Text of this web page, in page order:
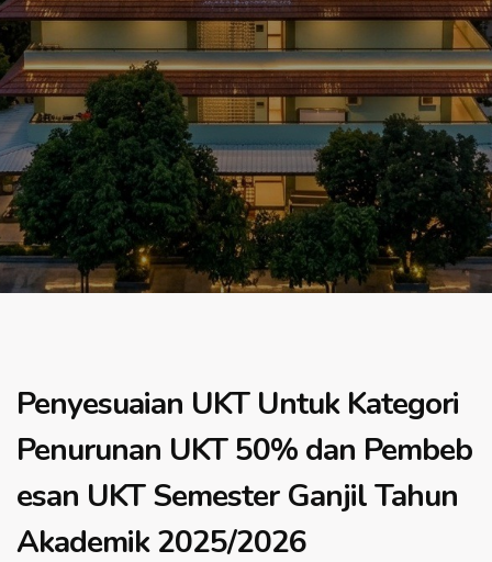
Penyesuaian UKT Untuk Kategori
Penurunan UKT 50% dan Pembeb
esan UKT Semester Ganjil Tahun
Akademik 2025/2026